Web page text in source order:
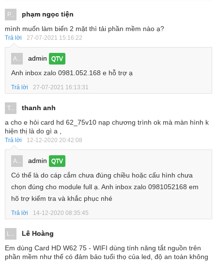
P...
phạm ngọc tiện
mình muốn làm biển 2 mặt thì tải phần mềm nào ạ?
Trả lời 27-07-2021 15:16:22
A... admin QTV
Anh inbox zalo 0981.052.168 e hỗ trợ ạ
Trả lời 27-07-2021 16:13:31
T...
thanh anh
a cho e hỏi card hd 62_75v10 nạp chương trình ok mà màn hình k
hiện thị là do gì a ,
Trả lời 12-12-2020 20:42:08
A... admin QTV
Có thể là do cáp cắm chưa đúng chiều hoặc cấu hình chưa
chọn đúng cho module full ạ. Anh inbox zalo 0981052168 em
hõ trợ kiểm tra và khắc phục nhé
Trả lời 14-12-2020 08:35:45
L...
Lê Hoàng
Em dùng Card HD W62 75 - WIFI dùng tính năng tắt nguồn trên
phần mềm như thế có đảm bảo tuổi thọ của led, độ an toàn không